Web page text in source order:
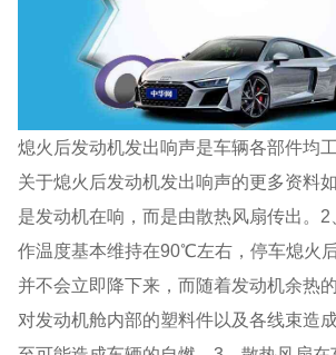
熄火后发动机发出响声是车辆各部件均
关于熄火后发动机发出响声的更多资料
是发动机在响，而是由散热风扇传出。2
作温度基本维持在90℃左右，停车熄火
并不会立即降下来，而随着发动机余热
对发动机舱内部的塑料件以及各线束造